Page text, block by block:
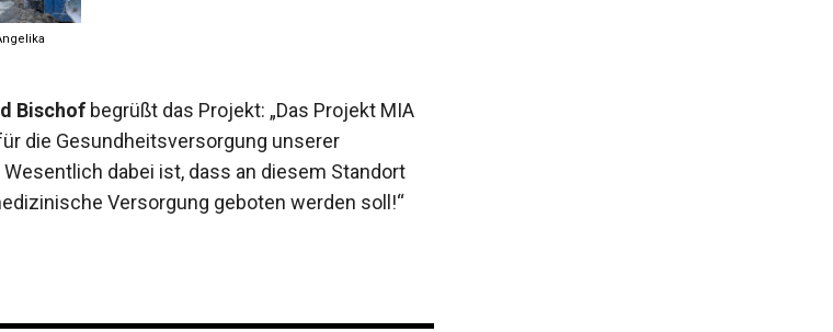
Bischofbegrüßt das Projekt: „Das Projekt MIA
die Gesundheitsversorgung unserer
dabei ist, dass an diesem Standort
Versorgung geboten werden soll!“